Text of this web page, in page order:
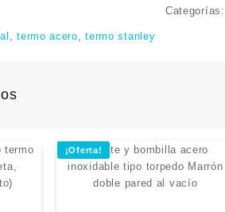
Categorías:
,termo acero,termo stanley
¡Oferta!